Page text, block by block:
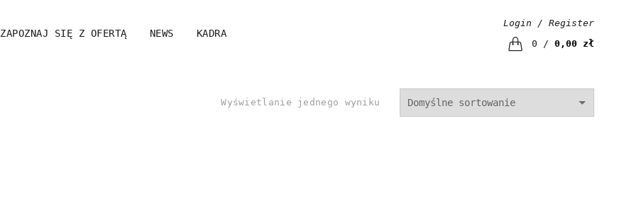
ZAPOZNAJ SIĘ Z OFERTĄ NEWS KADRA
Login / Register
0
/ 0,00 zł
Wyświetlanie jednego wyniku